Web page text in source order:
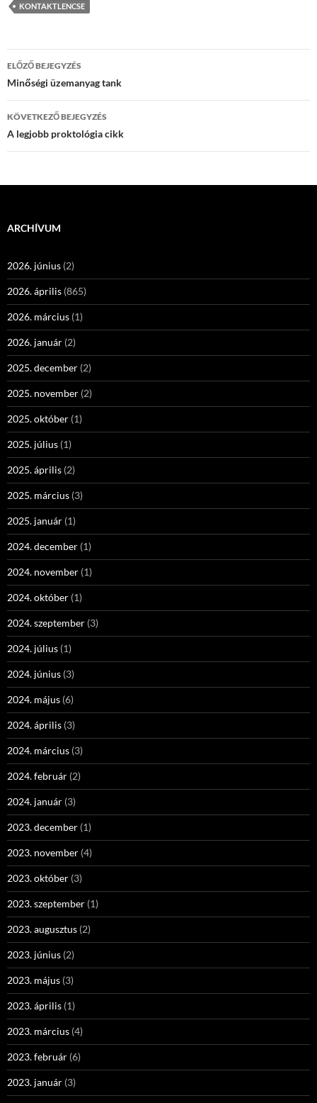
KONTAKTLENCSE
Bejegyzés
navigáció
ELŐZŐ BEJEGYZÉS
Minőségi üzemanyag tank
KÖVETKEZŐ BEJEGYZÉS
A legjobb proktológia cikk
ARCHÍVUM
2026. június (2)
2026. április (865)
2026. március (1)
2026. január (2)
2025. december (2)
2025. november (2)
2025. október (1)
2025. július (1)
2025. április (2)
2025. március (3)
2025. január (1)
2024. december (1)
2024. november (1)
2024. október (1)
2024. szeptember (3)
2024. július (1)
2024. június (3)
2024. május (6)
2024. április (3)
2024. március (3)
2024. február (2)
2024. január (3)
2023. december (1)
2023. november (4)
2023. október (3)
2023. szeptember (1)
2023. augusztus (2)
2023. június (2)
2023. május (3)
2023. április (1)
2023. március (4)
2023. február (6)
2023. január (3)